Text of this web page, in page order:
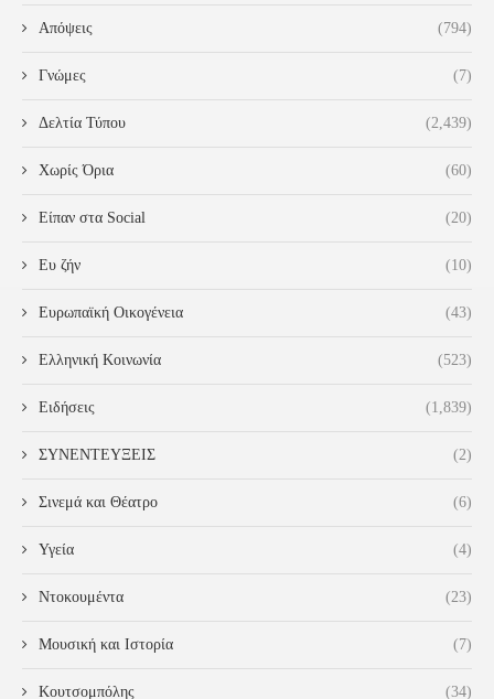
Απόψεις (794)
Γνώμες (7)
Δελτία Τύπου (2,439)
Χωρίς Όρια (60)
Είπαν στα Social (20)
Ευ ζήν (10)
Ευρωπαϊκή Οικογένεια (43)
Ελληνική Κοινωνία (523)
Ειδήσεις (1,839)
ΣΥΝΕΝΤΕΥΞΕΙΣ (2)
Σινεμά και Θέατρο (6)
Υγεία (4)
Ντοκουμέντα (23)
Μουσική και Ιστορία (7)
Κουτσομπόλης (34)